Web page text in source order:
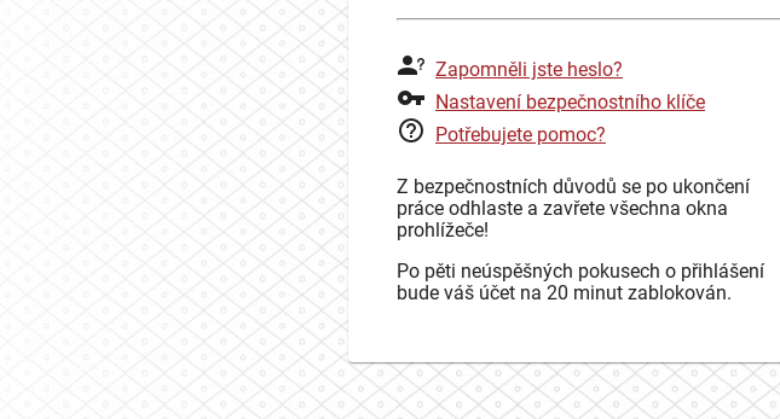
Zapomněli jste heslo?
Nastavení bezpečnostního klíče
Potřebujete pomoc?
Z bezpečnostních důvodů se po ukončení
práce odhlaste a zavřete všechna okna
prohlížeče!
Po pěti neúspěšných pokusech o přihlášení
bude váš účet na 20 minut zablokován.